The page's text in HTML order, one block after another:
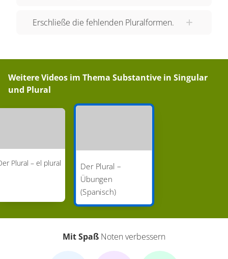
Erschließe die fehlenden Pluralformen.
Weitere Videos im Thema Substantive in Singular
und Plural
Plural – el plural
Der Plural –
Übungen
(Spanisch)
Mit Spaß Noten verbessern